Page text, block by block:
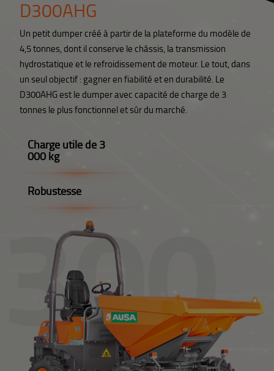
D300AHG
Un petit dumper créé à partir de la plateforme du modèle de
4,5 tonnes, dont il conserve le châssis, la transmission
hydrostatique et le refroidissement de moteur. Le tout, dans
un seul objectif : gagner en fiabilité et en durabilité. Le
D300AHG est le dumper avec capacité de charge de 3
tonnes le plus fonctionnel et sûr du marché.
Charge utile de 3
000 kg
Robustesse